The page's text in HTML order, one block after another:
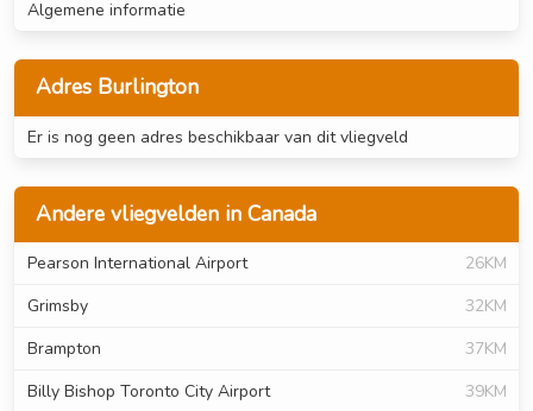
Algemene informatie
Adres Burlington
Er is nog geen adres beschikbaar van dit vliegveld
Andere vliegvelden in Canada
Pearson International Airport
26KM
Grimsby
32KM
Brampton
37KM
Billy Bishop Toronto City Airport
39KM